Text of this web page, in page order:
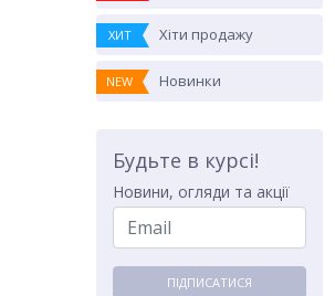
ХИТ Хіти продажу
NEW Новинки
Будьте в курсі!
Новини, огляди та акції
ПІДПИСАТИСЯ